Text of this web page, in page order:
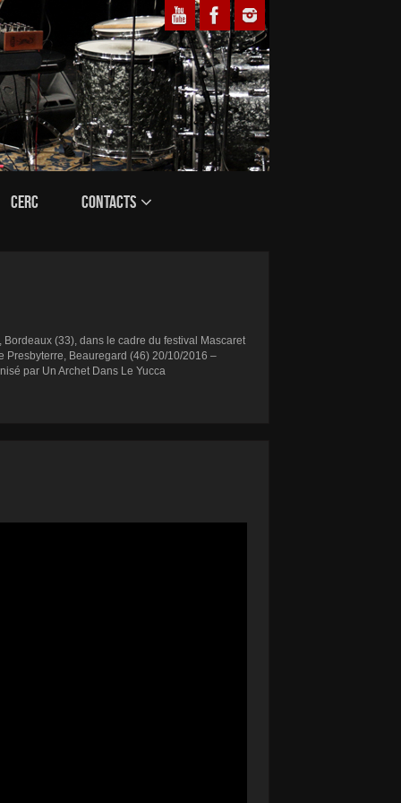
CERC CONTACTS
(33), dans le cadre du festival Mascaret
Beauregard (46) 20/10/2016 –
par Un Archet Dans Le Yucca